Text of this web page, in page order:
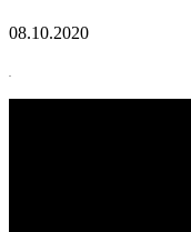
08.10.2020
.